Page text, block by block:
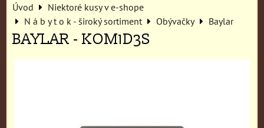
Úvod
Niektoré kusy v e-shope
N á b y t o k - široký sortiment
Obývačky Baylar
BAYLAR - KOM1D3S